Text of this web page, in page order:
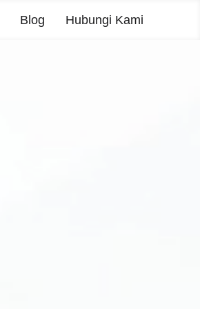
Blog Hubungi Kami